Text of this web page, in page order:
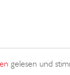
gelesen und